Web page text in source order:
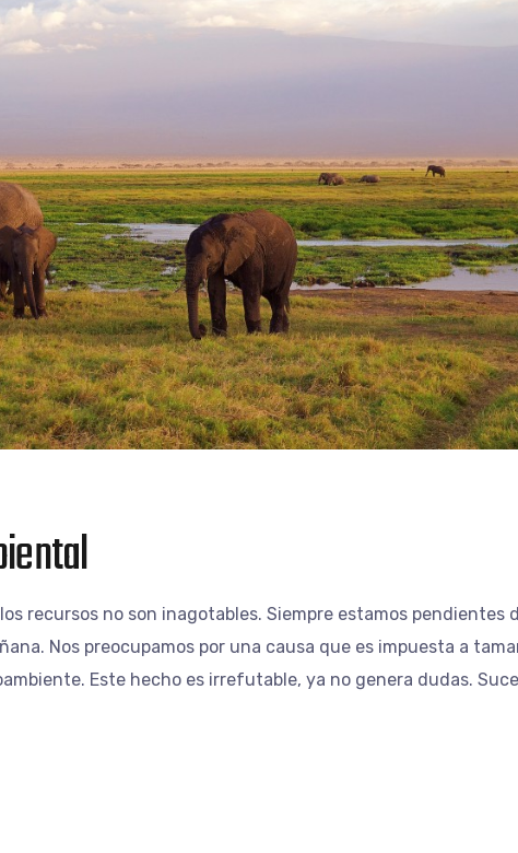
recursos no son inagotables. Siempre estamos pendientes
Nos preocupamos por una causa que es impuesta a
Este hecho es irrefutable, ya no genera dudas.